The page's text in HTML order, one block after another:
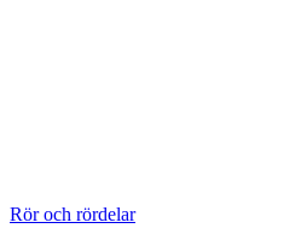
Rör och rördelar